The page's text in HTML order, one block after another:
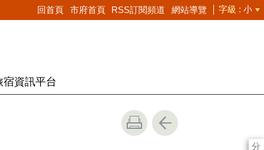
回首頁 市府首頁 RSS訂閱頻道 網站導覽 字級 小
宿資訊平台
分